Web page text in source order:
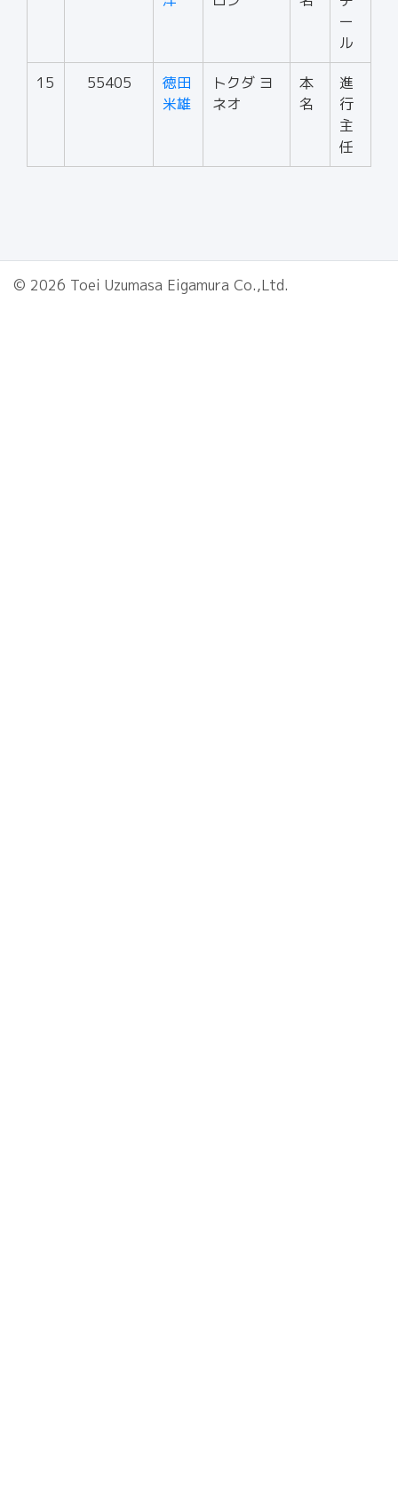
ー
ル
15 55405
徳田
米雄
トクダ ヨ
ネオ
本
名
進
行
主
任
© 2026 Toei Uzumasa Eigamura Co.,Ltd.